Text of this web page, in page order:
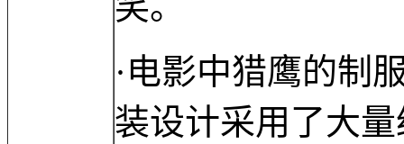
·电影中猎鹰的制
装设计采用了大